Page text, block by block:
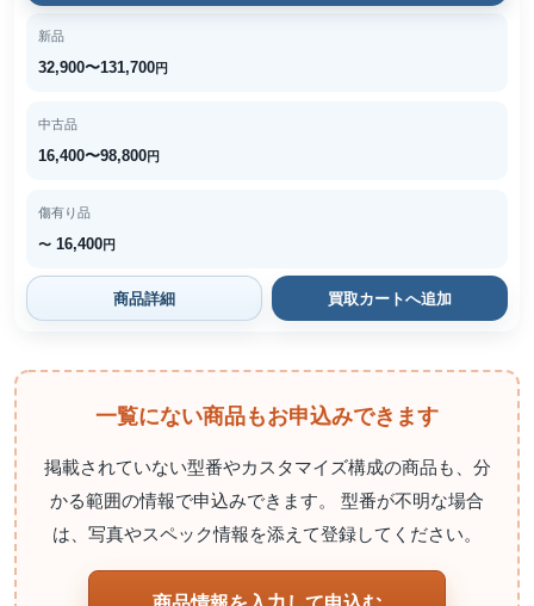
新品
32,900〜131,700円
中古品
16,400〜98,800円
傷有り品
〜 16,400円
商品詳細 買取カートへ追加
一覧にない商品もお申込みできます
掲載されていない型番やカスタマイズ構成の商品も、分
かる範囲の情報で申込みできます。 型番が不明な場合
は、写真やスペック情報を添えて登録してください。